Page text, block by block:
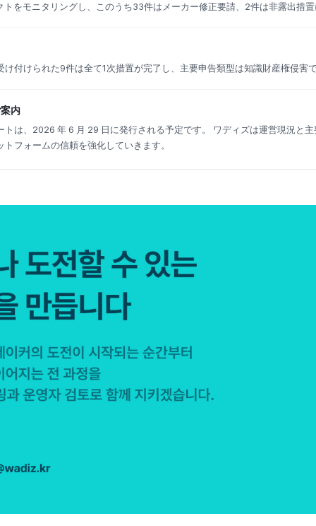
をモニタリングし、このうち33件はメーカー修正要請、2件は非露出措
け付けられた9件は全て1次措置が完了し、主要申告類型は知識財産権侵害
内
トは、2026 年 6 月 29 日に発行される予定です。 ワディズは運営現況と
フォームの信頼を強化していきます。